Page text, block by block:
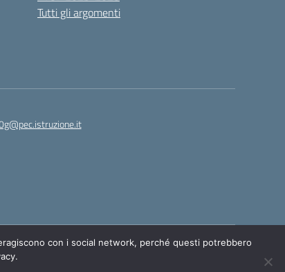
Tutti gli argomenti
Idea e progetto di Designers Italia
con i social network, perché questi potrebbero